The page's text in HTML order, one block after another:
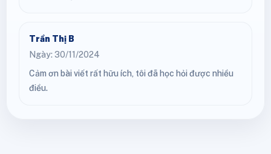
Trần Thị B
Ngày: 30/11/2024
Cảm ơn bài viết rất hữu ích, tôi đã học hỏi được nhiều
điều.